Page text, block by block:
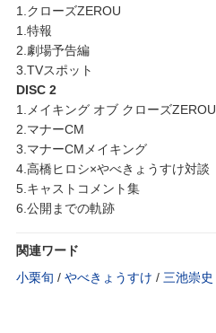
1.クローズZEROU
1.特報
2.劇場予告編
3.TVスポット
DISC 2
1.メイキング オブ クローズZEROU
2.マナーCM
3.マナーCMメイキング
4.高橋ヒロシ×やべきょうすけ対談
5.キャストコメント集
6.公開までの軌跡
関連ワード
小栗旬 / やべきょうすけ / 三池崇史